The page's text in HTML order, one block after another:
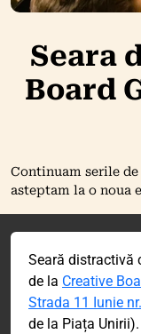
Seara
Board
Continuam serile
asteptam la o noua
Seară distractivă
de la Creative
Strada 11 Iunie
de la Piața Unirii).